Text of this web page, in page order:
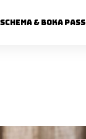
Schema & boka pass